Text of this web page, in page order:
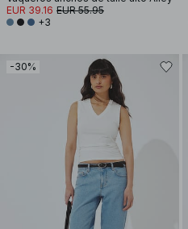
EUR 39.16 EUR 55.95
+3
-30%